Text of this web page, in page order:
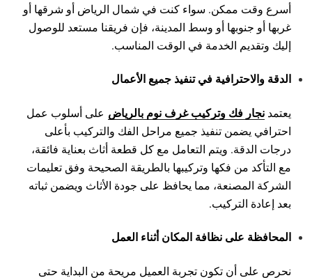
أسرع وقت ممكن. سواء كنت في شمال الرياض أو شرقها أو
غربها أو جنوبها أو وسط المدينة، فإن فريقنا مستعد للوصول
إليك وتقديم الخدمة في الوقت المناسب.
الدقة والاحترافية في تنفيذ جميع الأعمال
يعتمد نجار فك وتركيب غرف نوم بالرياض على أسلوب عمل
احترافي يضمن تنفيذ جميع مراحل الفك والتركيب بأعلى
درجات الدقة. ويتم التعامل مع كل قطعة أثاث بعناية فائقة،
مع التأكد من فكها وتركيبها بالطريقة الصحيحة وفق تعليمات
الشركة المصنعة، مما يحافظ على جودة الأثاث ويضمن ثباته
بعد إعادة التركيب.
المحافظة على نظافة المكان أثناء العمل
نحرص على أن تكون تجربة العميل مريحة من البداية حتى